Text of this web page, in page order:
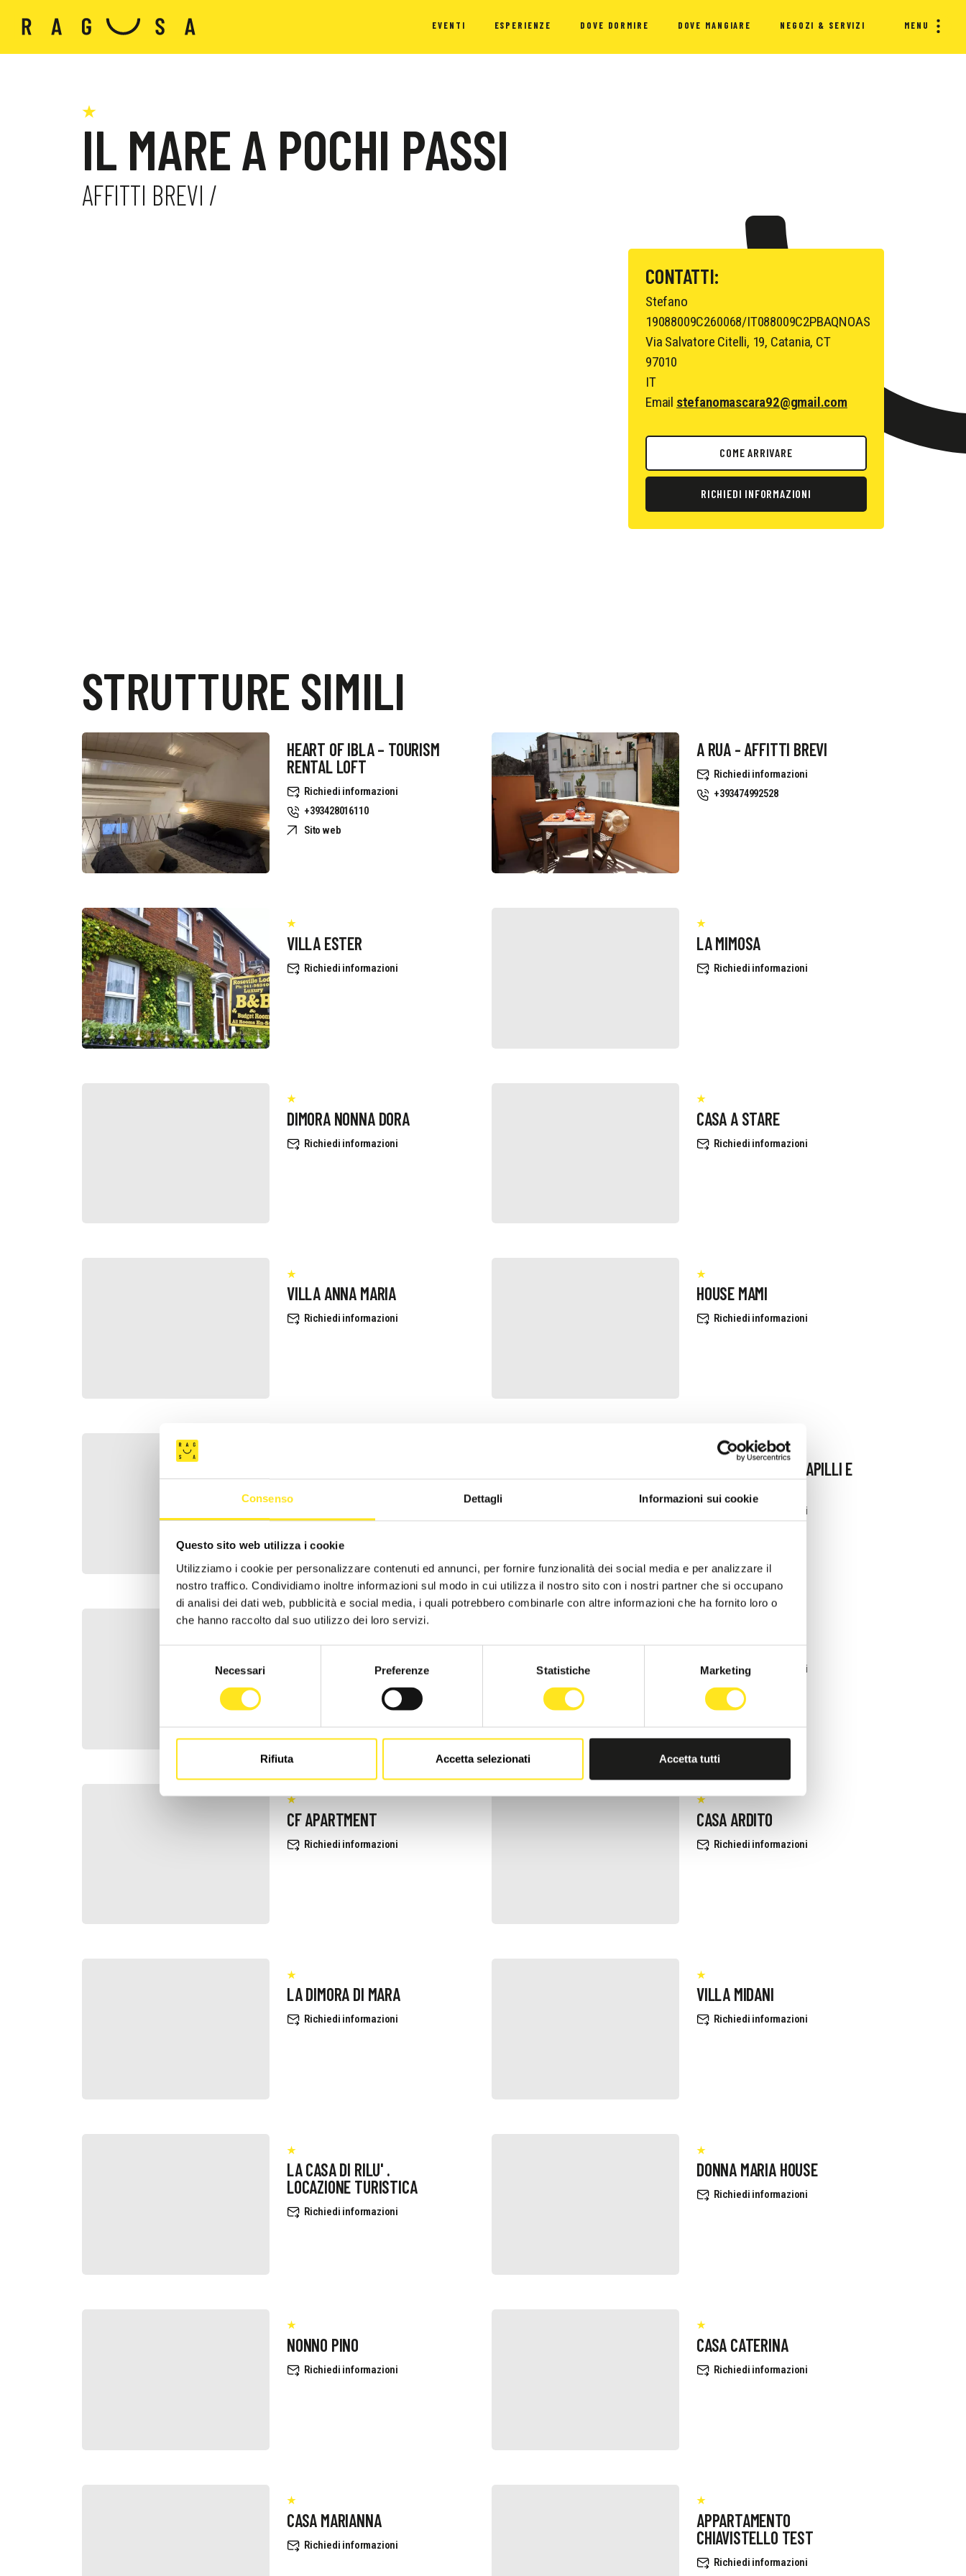
Consenso Dettagli Informazioni sui cookie
Questo sito web utilizza i cookie
Utilizziamo i cookie per personalizzare contenuti ed annunci, per fornire funzionalità dei social media e per analizzare il
nostro traffico. Condividiamo inoltre informazioni sul modo in cui utilizza il nostro sito con i nostri partner che si occupano
di analisi dei dati web, pubblicità e social media, i quali potrebbero combinarle con altre informazioni che ha fornito loro o
che hanno raccolto dal suo utilizzo dei loro servizi.
Necessari Preferenze Statistiche Marketing
Rifiuta Accetta selezionati Accetta tutti
EVENTI ESPERIENZE DOVE DORMIRE DOVE MANGIARE NEGOZI & SERVIZI MENU
IL MARE A POCHI PASSI
AFFITTI BREVI /
CONTATTI:
Stefano
19088009C260068/IT088009C2PBAQNOAS
Via Salvatore Citelli, 19, Catania, CT
97010
IT
Email stefanomascara92@gmail.com
COME ARRIVARE
RICHIEDI INFORMAZIONI
STRUTTURE SIMILI
HEART OF IBLA – TOURISM
RENTAL LOFT
Richiedi informazioni
+393428016110
Sito web
A RUA - AFFITTI BREVI
Richiedi informazioni
+393474992528
VILLA ESTER
Richiedi informazioni
LA MIMOSA
Richiedi informazioni
DIMORA NONNA DORA
Richiedi informazioni
CASA A STARE
Richiedi informazioni
VILLA ANNA MARIA
Richiedi informazioni
HOUSE MAMI
Richiedi informazioni
ALBERO DI GIADA LAPILLI E
CORALLI
Richiedi informazioni
NS
Richiedi informazioni
TRA VIRGOLETTE
Richiedi informazioni
CF APARTMENT
Richiedi informazioni
CASA ARDITO
Richiedi informazioni
LA DIMORA DI MARA
Richiedi informazioni
VILLA MIDANI
Richiedi informazioni
LA CASA DI RILU' .
LOCAZIONE TURISTICA
Richiedi informazioni
DONNA MARIA HOUSE
Richiedi informazioni
NONNO PINO
Richiedi informazioni
CASA CATERINA
Richiedi informazioni
CASA MARIANNA
Richiedi informazioni
APPARTAMENTO
CHIAVISTELLO TEST
Richiedi informazioni